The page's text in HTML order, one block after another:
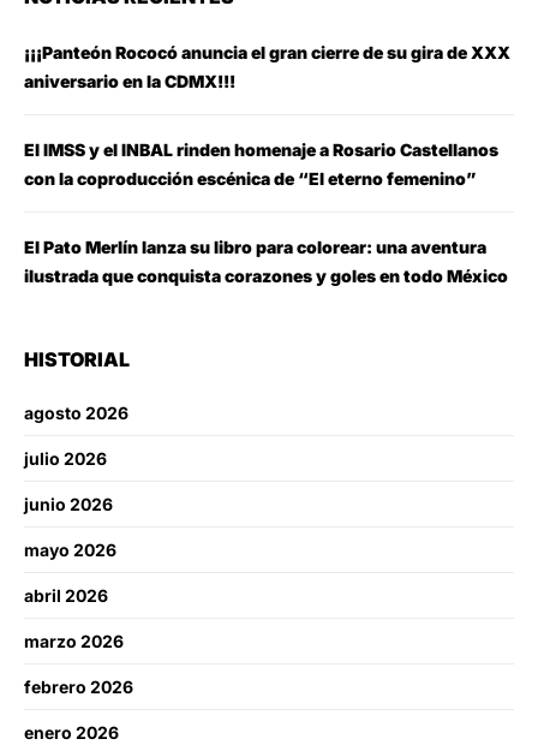
¡¡¡Panteón Rococó anuncia el gran cierre de su gira de XXX
aniversario en la CDMX!!!
El IMSS y el INBAL rinden homenaje a Rosario Castellanos
con la coproducción escénica de “El eterno femenino”
El Pato Merlín lanza su libro para colorear: una aventura
ilustrada que conquista corazones y goles en todo México
HISTORIAL
agosto 2026
julio 2026
junio 2026
mayo 2026
abril 2026
marzo 2026
febrero 2026
enero 2026